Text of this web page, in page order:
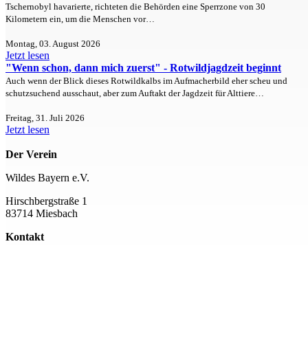
Tschernobyl havarierte, richteten die Behörden eine Sperrzone von 30
Kilometern ein, um die Menschen vor…
Montag, 03. August 2026
Jetzt lesen
"Wenn schon, dann mich zuerst" - Rotwildjagdzeit beginnt
Auch wenn der Blick dieses Rotwildkalbs im Aufmacherbild eher scheu und
schutzsuchend ausschaut, aber zum Auftakt der Jagdzeit für Alttiere…
Freitag, 31. Juli 2026
Jetzt lesen
Der Verein
Wildes Bayern e.V.
Hirschbergstraße 1
83714 Miesbach
Kontakt